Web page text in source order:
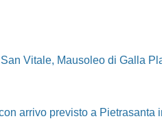
Vitale, Mausoleo di Galla
arrivo previsto a Pietrasanta